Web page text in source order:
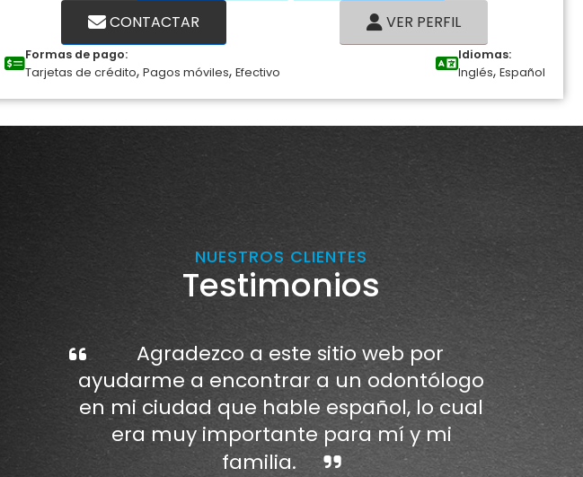
CONTACTAR
VER PERFIL
Formas de pago:
Tarjetas de crédito, Pagos móviles, Efectivo
Idiomas:
Inglés, Español
NUESTROS CLIENTES
Testimonios
Agradezco a este sitio web por
ayudarme a encontrar a un odontólogo
en mi ciudad que hable español, lo cual
era muy importante para mí y mi
familia.